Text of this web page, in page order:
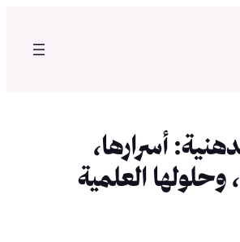
أسرارها،
وحلولها العلمية